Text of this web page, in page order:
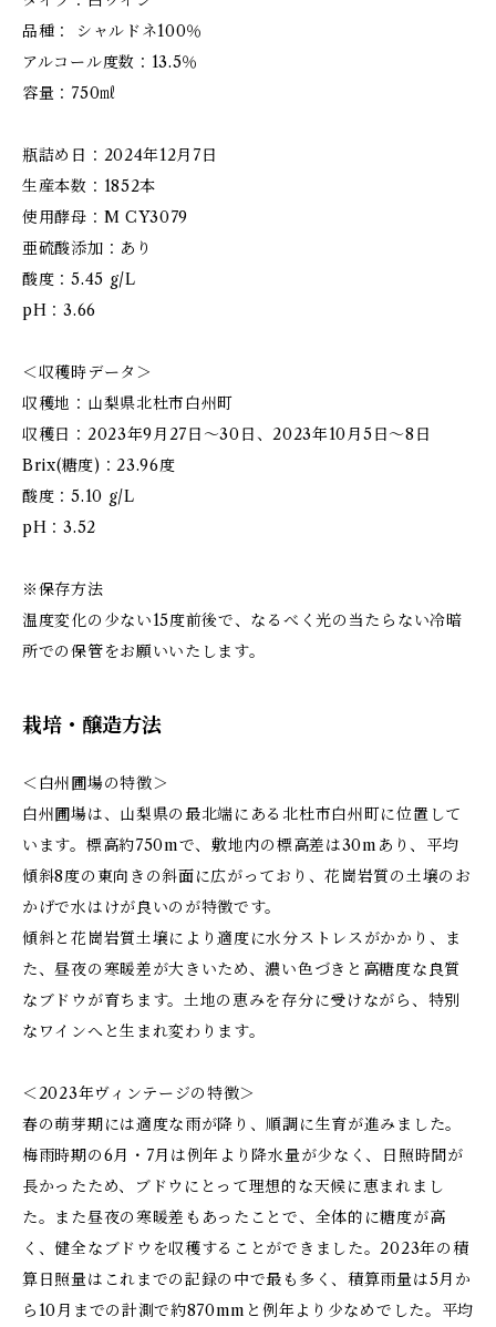
品種： シャルドネ100％
アルコール度数：13.5％
容量：750㎖
瓶詰め日：2024年12月7日
生産本数：1852本
使用酵母：M CY3079
亜硫酸添加：あり
酸度：5.45 g/L
pH：3.66
＜収穫時データ＞
収穫地：山梨県北杜市白州町
収穫日：2023年9月27日～30日、2023年10月5日～8日
Brix(糖度)：23.96度
酸度：5.10 g/L
pH：3.52
※保存方法
温度変化の少ない15度前後で、なるべく光の当たらない冷暗
所での保管をお願いいたします。
栽培・醸造方法
＜白州圃場の特徴＞
白州圃場は、山梨県の最北端にある北杜市白州町に位置して
います。標高約750mで、敷地内の標高差は30mあり、平均
傾斜8度の東向きの斜面に広がっており、花崗岩質の土壌のお
かげで水はけが良いのが特徴です。
傾斜と花崗岩質土壌により適度に水分ストレスがかかり、ま
た、昼夜の寒暖差が大きいため、濃い色づきと高糖度な良質
なブドウが育ちます。土地の恵みを存分に受けながら、特別
なワインへと生まれ変わります。
＜2023年ヴィンテージの特徴＞
春の萌芽期には適度な雨が降り、順調に生育が進みました。
梅雨時期の6月・7月は例年より降水量が少なく、日照時間が
長かったため、ブドウにとって理想的な天候に恵まれまし
た。また昼夜の寒暖差もあったことで、全体的に糖度が高
く、健全なブドウを収穫することができました。2023年の積
算日照量はこれまでの記録の中で最も多く、積算雨量は5月か
ら10月までの計測で約870mmと例年より少なめでした。平均